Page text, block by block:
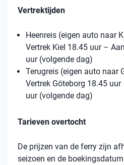
Vertrektijden
Heenreis (eigen auto naar
Vertrek Kiel 18.45 uur –
uur (volgende dag)
Terugreis (eigen auto naar
Vertrek Göteborg 18.45
uur (volgende dag)
Tarieven overtocht
De prijzen van de ferry zijn
seizoen en de